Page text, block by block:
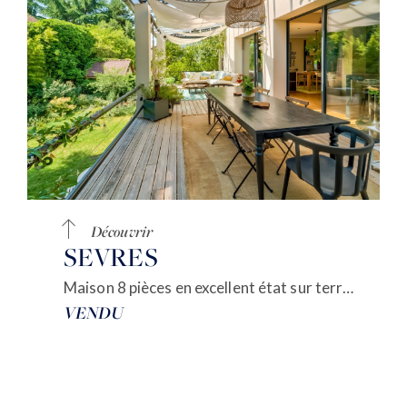
Découvrir
SEVRES
Maison 8 pièces en excellent état sur terrain de 680m²
VENDU